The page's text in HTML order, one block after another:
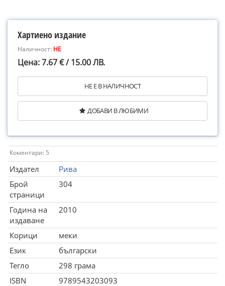
Хартиено издание
Наличност: НЕ
Цена: 7.67 € / 15.00 ЛВ.
НЕ Е В НАЛИЧНОСТ
ДОБАВИ В ЛЮБИМИ
Коментари: 5
Издател
Рива
Брой
страници
304
Година на
издаване
2010
Корици
меки
Език
български
Тегло
298 грама
ISBN
9789543203093